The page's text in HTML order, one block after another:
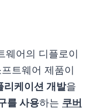
웨어의 디플로이
트웨어 제품이
리케이션 개발을
를 사용하는 쿠버